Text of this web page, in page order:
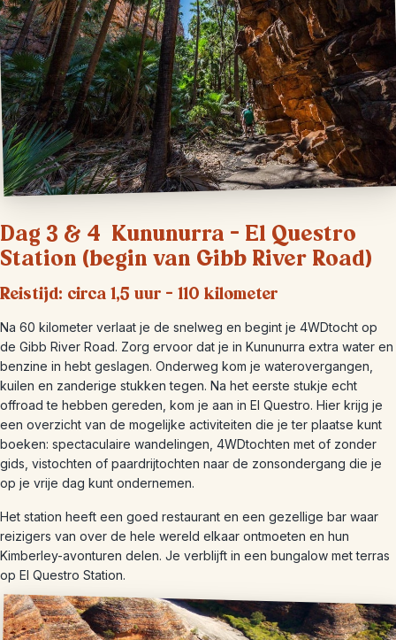
Dag 3 & 4 Kununurra – El Questro
Station (begin van Gibb River Road)
Reistijd: circa 1,5 uur – 110 kilometer
Na 60 kilometer verlaat je de snelweg en begint je 4WDtocht op
de Gibb River Road. Zorg ervoor dat je in Kununurra extra water en
benzine in hebt geslagen. Onderweg kom je waterovergangen,
kuilen en zanderige stukken tegen. Na het eerste stukje echt
offroad te hebben gereden, kom je aan in El Questro. Hier krijg je
een overzicht van de mogelijke activiteiten die je ter plaatse kunt
boeken: spectaculaire wandelingen, 4WDtochten met of zonder
gids, vistochten of paardrijtochten naar de zonsondergang die je
op je vrije dag kunt ondernemen.
Het station heeft een goed restaurant en een gezellige bar waar
reizigers van over de hele wereld elkaar ontmoeten en hun
Kimberley-avonturen delen. Je verblijft in een bungalow met terras
op El Questro Station.